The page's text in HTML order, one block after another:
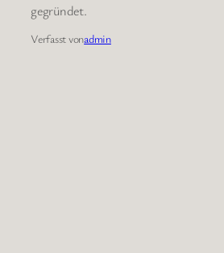
gegründet.
Verfasst vonadmin